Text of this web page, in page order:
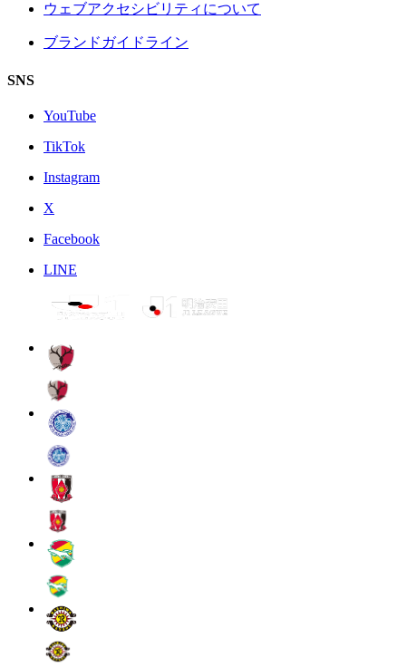
ウェブアクセシビリティについて
ブランドガイドライン
SNS
YouTube
TikTok
Instagram
X
Facebook
LINE